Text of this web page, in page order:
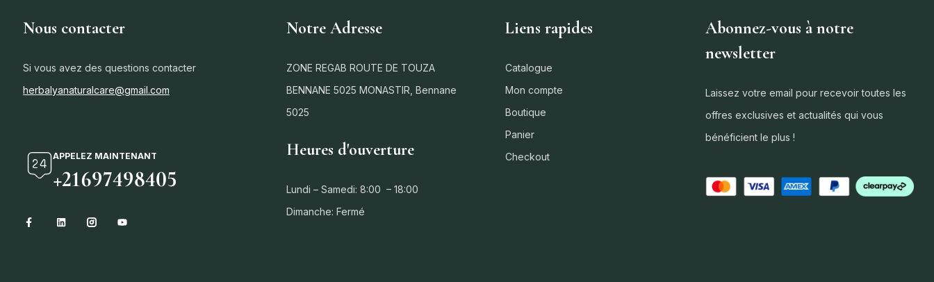
Nous contacter
Si vous avez des questions contacter
herbalyanaturalcare@gmail.com
APPELEZ MAINTENANT
+21697498405
Notre Adresse
ZONE REGAB ROUTE DE TOUZA
BENNANE 5025 MONASTIR, Bennane
5025
Heures d'ouverture
Lundi – Samedi: 8:00 – 18:00
Dimanche: Fermé
Liens rapides
Catalogue
Mon compte
Boutique
Panier
Checkout
Abonnez-vous à notre
newsletter
Laissez votre email pour recevoir toutes les
offres exclusives et actualités qui vous
bénéficient le plus !